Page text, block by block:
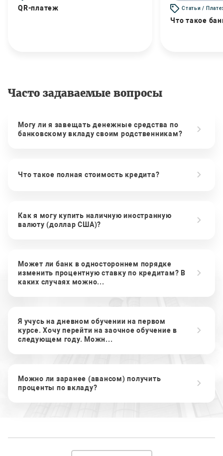
QR-платеж Статьи /
Что такое
Часто задаваемые вопросы
Могу ли я завещать денежные средства по
банковскому вкладу своим родственникам?
Что такое полная стоимость кредита?
Как я могу купить наличную иностранную
валюту (доллар США)?
Может ли банк в одностороннем порядке
изменить процентную ставку по кредитам? В
каких случаях можно...
Я учусь на дневном обучении на первом
курсе. Хочу перейти на заочное обучение в
следующем году. Можн...
Можно ли заранее (авансом) получить
проценты по вкладу?